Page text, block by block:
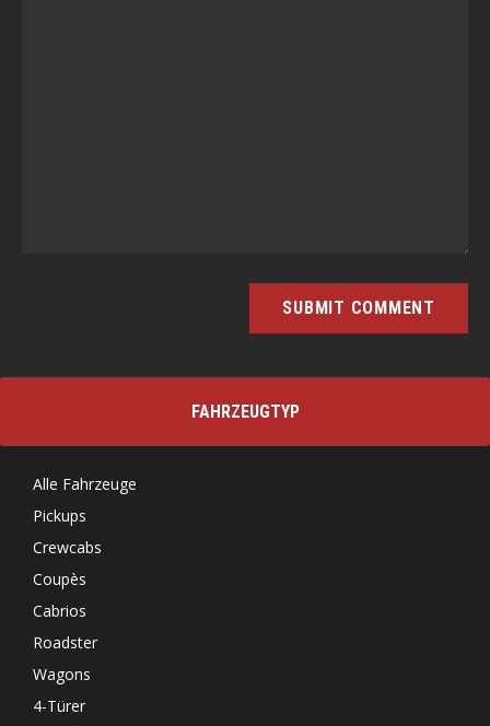
FAHRZEUGTYP
Alle Fahrzeuge
Pickups
Crewcabs
Coupès
Cabrios
Roadster
Wagons
4-Türer